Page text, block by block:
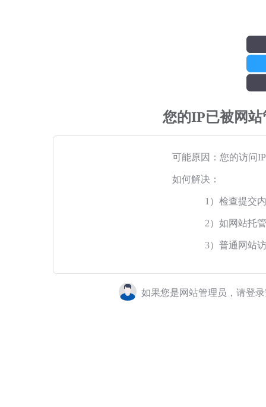
您的IP已被网
可能原因：您的访问
如何解决：
1）检查提交
2）如网站托
3）普通网站
如果您是网站管理员，请登